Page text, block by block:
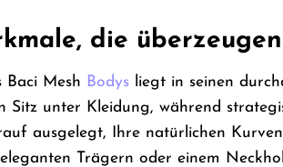
die überzeugen
Baci Mesh Bodys liegt in seinen
Sitz unter Kleidung, während
ausgelegt, Ihre natürlichen
Trägern oder einem